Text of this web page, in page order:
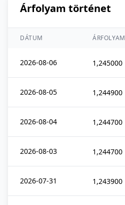
Árfolyam történet
DÁTUM ÁRFOLYAM
2026-08-06 1,245000
2026-08-05 1,244900
2026-08-04 1,244700
2026-08-03 1,244700
2026-07-31 1,243900